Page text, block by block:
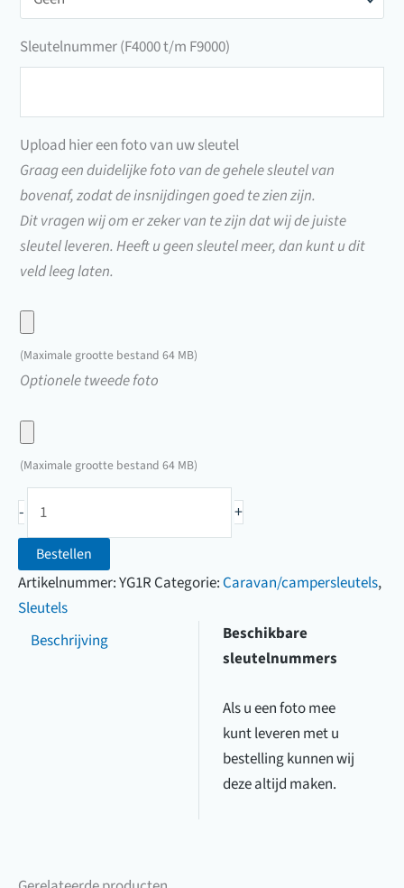
Sleutelnummer (F4000 t/m F9000)
F9000)
Upload hier een foto van uw sleutel
Graag een duidelijke foto van de gehele sleutel van
bovenaf, zodat de insnijdingen goed te zien zijn.
Dit vragen wij om er zeker van te zijn dat wij de juiste
sleutel leveren. Heeft u geen sleutel meer, dan kunt u dit
veld leeg laten.
hier
een
van
uw
sleutel
(Maximale grootte bestand 64 MB)
Upload
foto
van
uw
sleutel
Optionele tweede foto
(Maximale grootte bestand 64 MB)
-
(F4000
t/m
F9000)
aantal
+
Bestellen
Artikelnummer:YG1R Categorie:Caravan/campersleutels,
Sleutels
Beschrijving
Beschikbare
sleutelnummers
Als u een foto mee
kunt leveren met u
bestelling kunnen wij
deze altijd maken.